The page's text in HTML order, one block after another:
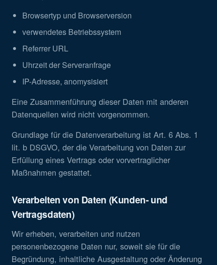
Browsertyp und Browserversion
verwendetes Betriebssystem
Referrer URL
Uhrzeit der Serveranfrage
IP-Adresse, anomysisiert
Eine Zusammenführung dieser Daten mit anderen
Datenquellen wird nicht vorgenommen.
Grundlage für die Datenverarbeitung ist Art. 6 Abs. 1
lit. b DSGVO, der die Verarbeitung von Daten zur
Erfüllung eines Vertrags oder vorvertraglicher
Maßnahmen gestattet.
Verarbeiten von Daten (Kunden- und
Vertragsdaten)
Wir erheben, verarbeiten und nutzen
personenbezogene Daten nur, soweit sie für die
Begründung, inhaltliche Ausgestaltung oder Änderung